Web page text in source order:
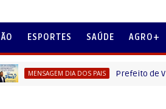
ESPORTES SAÚDE AGRO+
DIA DOS PAIS Prefeito de Virmond